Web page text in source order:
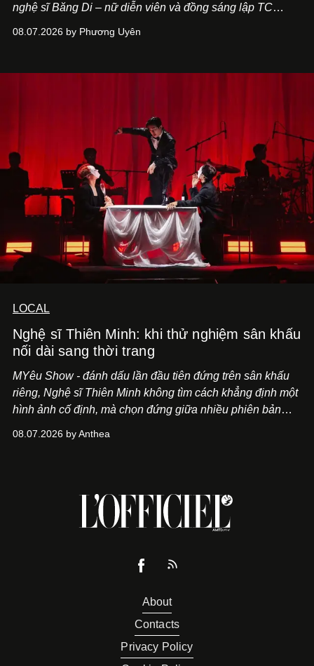
nghệ sĩ Băng Di – nữ diễn viên và đồng sáng lập TC
Kitchen Bar và SALEM tại TP.HCM.
08.07.2026 by Phương Uyên
LOCAL
Nghệ sĩ Thiên Minh: khi thử nghiệm sân khấu
nối dài sang thời trang
MYêu Show - đánh dấu lần đầu tiên đứng trên sân khấu
riêng, Nghệ sĩ Thiên Minh không tìm cách khẳng định một
hình ảnh cố định, mà chọn đứng giữa nhiều phiên bản
một bộ suit lụa - như một cách "take the risk" khác, ngoài
08.07.2026 by Anthea
About
Contacts
Privacy Policy